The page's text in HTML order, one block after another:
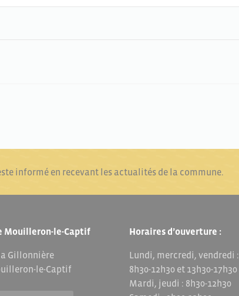
informé en recevant les actualités de la commune.
Mouilleron-le-Captif
Gillonnière
le-Captif
Horaires d’ouverture :
Lundi, mercredi, vendredi :
8h30-12h30 et 13h30-17h30
Mardi, jeudi : 8h30-12h30